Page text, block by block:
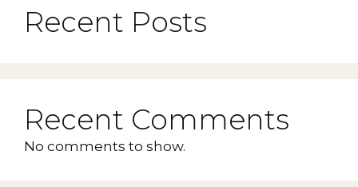
Recent Posts
Recent Comments
No comments to show.